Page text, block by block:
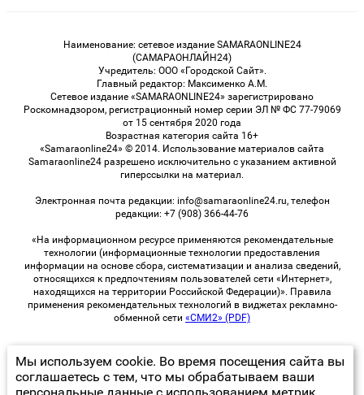
Наименование: сетевое издание SAMARAONLINE24
(САМАРАОНЛАЙН24)
Учредитель: ООО «Городской Сайт».
Главный редактор: Максименко А.М.
Сетевое издание «SAMARAONLINE24» зарегистрировано
Роскомнадзором, регистрационный номер серии ЭЛ № ФС 77-79069
от 15 сентября 2020 года
Возрастная категория сайта 16+
«Samaraonline24» © 2014. Использование материалов сайта
Samaraonline24 разрешено исключительно с указанием активной
гиперссылки на материал.
Электронная почта редакции: info@samaraonline24.ru, телефон
редакции: +7 (908) 366-44-76
«На информационном ресурсе применяются рекомендательные
технологии (информационные технологии предоставления
информации на основе сбора, систематизации и анализа сведений,
относящихся к предпочтениям пользователей сети «Интернет»,
находящихся на территории Российской Федерации)». Правила
применения рекомендательных технологий в виджетах рекламно-
обменной сети «СМИ2» (PDF)
© 2026 «samaraOnline24» | Все права защищены
Возрастная категория сайта 16+
Мы используем cookie. Во время посещения сайта вы
соглашаетесь с тем, что мы обрабатываем ваши